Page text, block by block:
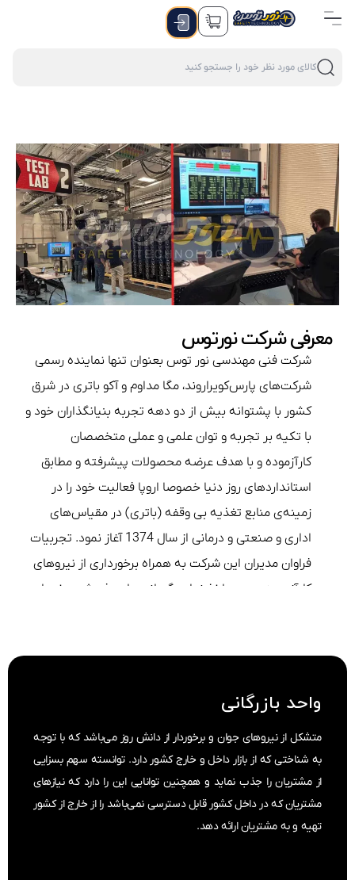
معرفی شرکت نورتوس
شرکت فنی مهندسی نور توس بعنوان تنها نماینده رسمی
شرکت‌های پارس‌کویراروند، مگا مداوم و آکو باتری در شرق
کشور با پشتوانه بیش از دو دهه تجربه بنیانگذاران خود و
با تکیه بر تجربه و توان علمی و عملی متخصصان
کارآزموده و با هدف عرضه محصولات پیشرفته و مطابق
استانداردهای روز دنیا خصوصا اروپا فعالیت خود را در
زمینه‌ی منابع تغذیه بی وقفه (باتری) در مقیاس‌های
اداری و صنعتی و درمانی از سال 1374 آغاز نمود. تجربیات
فراوان مدیران این شرکت به همراه برخورداری از نیروهای
کارآزموده، موجب اخذ نمایندگی ‌انحصاری ‌فروش و خدمات
عنوان یکی از بزرگترین تولیدکنندگان این صنعت هستند.
لازم به ذکر است؛ از آنجایی‌که مبنای اصلی شرکت ارایه
محصولات با کیفیت به مشتریان است، لذا اقدام به کسب
نمایندگی یکی از به روزترین و با کیفیت‌ترین باطری‌های
اروپایی با مارک EXIDE و MEGAMAX و باتری تولید داخل
کشور با برند تجاری ZICO نموده است.
واحد بازرگانی
متشکل از نیروهای جوان و برخوردار از دانش روز می‌باشد که با توجه
به شناختی که از بازار داخل و خارج کشور دارد. توانسته سهم بسزایی
از مشتریان را جذب نماید و همچنین توانایی این را دارد که نیازهای
مشتریان که در داخل کشور قابل دسترسی نمی‌باشد را از خارج از کشور
تهیه و به مشتریان ارائه دهد.